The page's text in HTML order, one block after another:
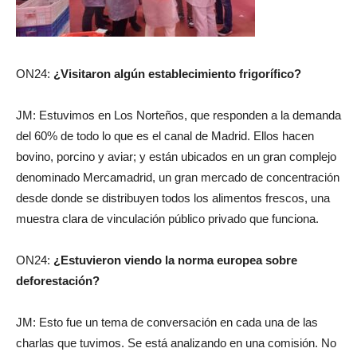
ON24: ¿Visitaron algún establecimiento frigorífico?
JM: Estuvimos en Los Norteños, que responden a la demanda
del 60% de todo lo que es el canal de Madrid. Ellos hacen
bovino, porcino y aviar; y están ubicados en un gran complejo
denominado Mercamadrid, un gran mercado de concentración
desde donde se distribuyen todos los alimentos frescos, una
muestra clara de vinculación público privado que funciona.
ON24: ¿Estuvieron viendo la norma europea sobre
deforestación?
JM: Esto fue un tema de conversación en cada una de las
charlas que tuvimos. Se está analizando en una comisión. No